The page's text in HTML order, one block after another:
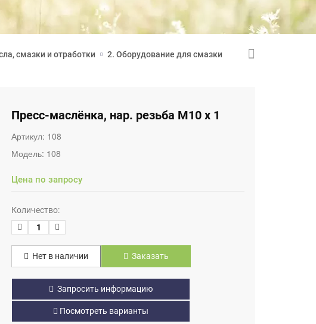
смазки и отработки 2. Оборудование для смазки
Пресс-маслёнка, нар. резьба М10 х 1
Артикул: 108
Модель: 108
Цена по запросу
Количество:
Нет в наличии Заказать
Запросить информацию
Посмотреть варианты